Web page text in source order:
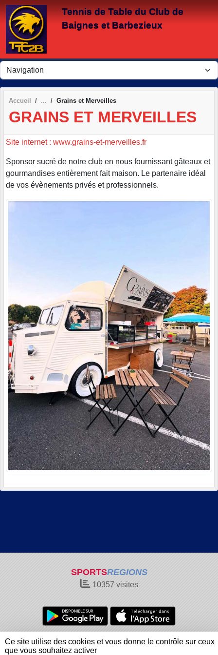
Tennis de Table du Club de
Baignes et Barbezieux
Accueil Grains et Merveilles
GRAINS ET MERVEILLES
Site internet : www.grains-et-merveilles.fr
Sponsor sucré de notre club en nous fournissant gâteaux et
gourmandises entièrement fait maison. Le partenaire idéal
de vos évènements privés et professionnels.
SPORTSREGIONS
10357 visites
Charte cookies
Gestion des cookies
Informations légales
Signaler un contenu inapproprié
Panneau de gestion des cookies
Ce site utilise des cookies et vous donne le contrôle sur ceux
que vous souhaitez activer